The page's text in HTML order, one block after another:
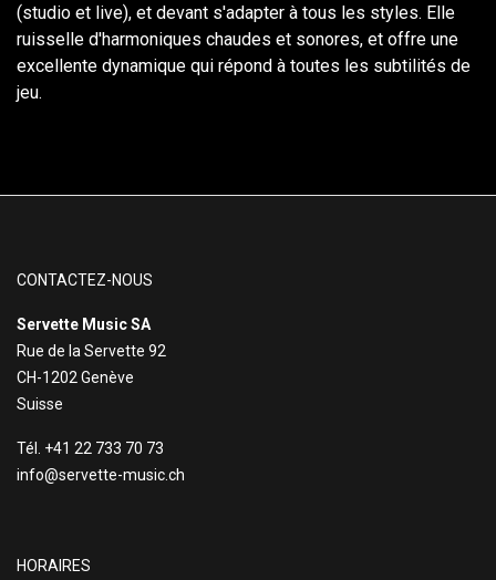
(studio et live), et devant s'adapter à tous les styles. Elle
ruisselle d'harmoniques chaudes et sonores, et offre une
excellente dynamique qui répond à toutes les subtilités de
jeu.
CONTACTEZ-NOUS
Servette Music SA
Rue de la Servette 92
CH-1202 Genève
Suisse
Tél. +41 22 733 70 73
info@servette-music.ch
HORAIRES